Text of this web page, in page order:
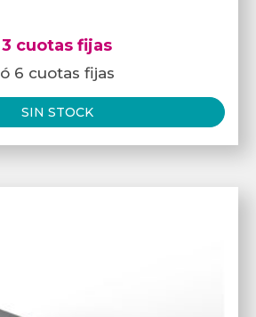
3 cuotas fijas
ó 6 cuotas fijas
SIN STOCK